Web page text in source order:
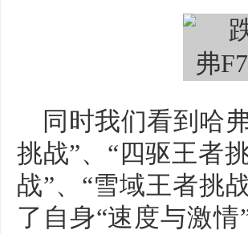
同时我们看到哈
挑战”、“四驱王者
战”、“雪域王者挑
了自身“速度与激